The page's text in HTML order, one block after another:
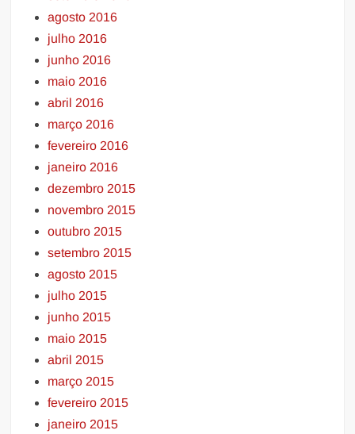
agosto 2016
julho 2016
junho 2016
maio 2016
abril 2016
março 2016
fevereiro 2016
janeiro 2016
dezembro 2015
novembro 2015
outubro 2015
setembro 2015
agosto 2015
julho 2015
junho 2015
maio 2015
abril 2015
março 2015
fevereiro 2015
janeiro 2015